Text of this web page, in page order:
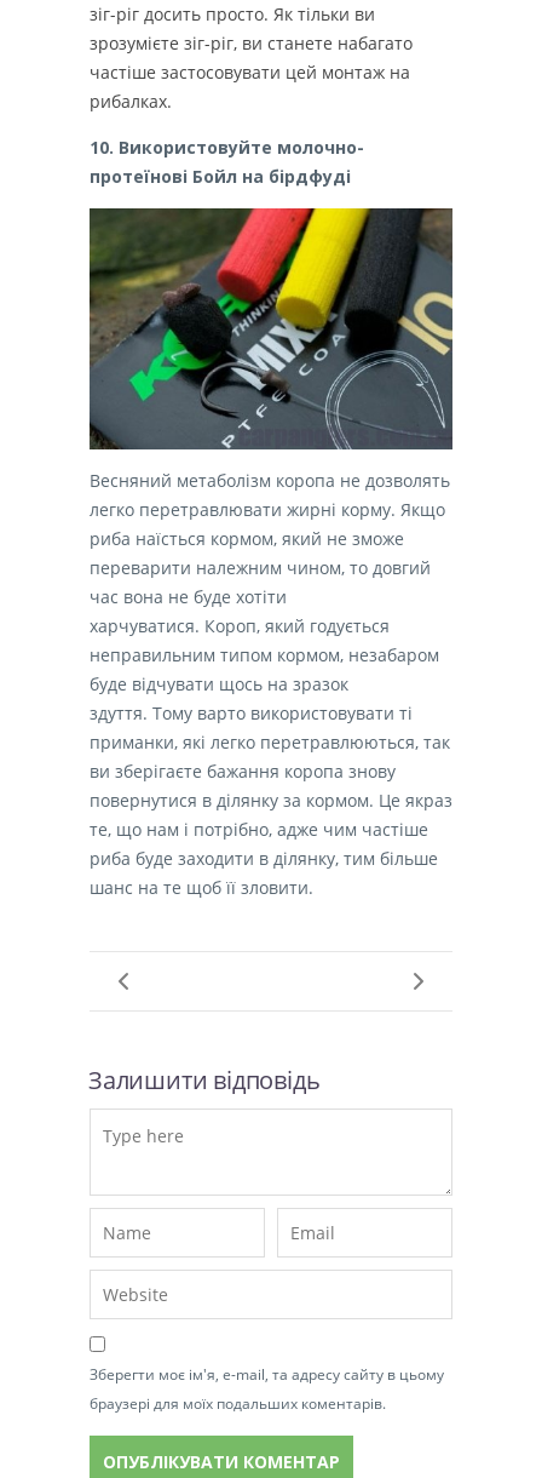
зіг-ріг досить просто. Як тільки ви
зрозумієте зіг-ріг, ви станете набагато
частіше застосовувати цей монтаж на
рибалках.
10. Використовуйте молочно-
протеїнові Бойл на бірдфуді
Весняний метаболізм коропа не дозволять
легко перетравлювати жирні корму. Якщо
риба наїсться кормом, який не зможе
переварити належним чином, то довгий
час вона не буде хотіти
харчуватися. Короп, який годується
неправильним типом кормом, незабаром
буде відчувати щось на зразок
здуття. Тому варто використовувати ті
приманки, які легко перетравлюються, так
ви зберігаєте бажання коропа знову
повернутися в ділянку за кормом. Це якраз
те, що нам і потрібно, адже чим частіше
риба буде заходити в ділянку, тим більше
шанс на те щоб її зловити.
Залишити відповідь
Зберегти моє ім'я, e-mail, та адресу сайту в цьому
браузері для моїх подальших коментарів.